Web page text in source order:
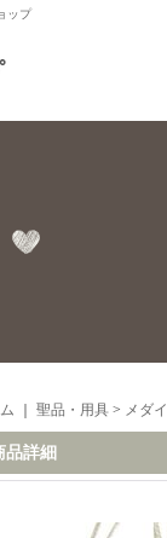
ップ
聖品・用具 > メダイ
品詳細